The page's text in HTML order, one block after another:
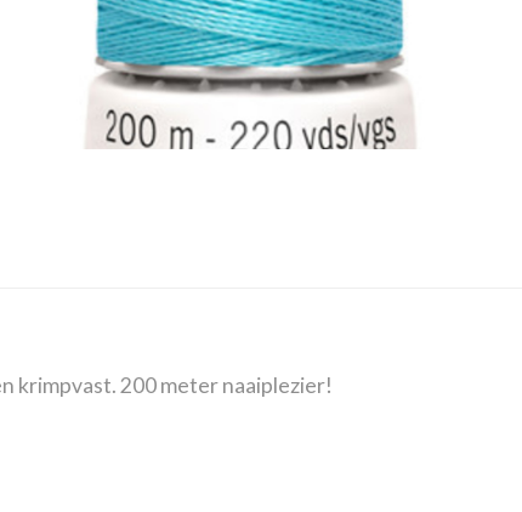
krimpvast. 200 meter naaiplezier!